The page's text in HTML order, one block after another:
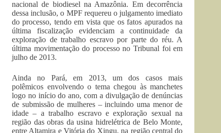
nacional de biodiesel na Amazônia. Em decorrência
dessa inclusão, o MPF requereu o julgamento imediato
do processo, tendo em vista que os fatos apurados na
última fiscalização evidenciam a continuidade da
exploração de trabalho escravo por parte do réu. A
última movimentação do processo no Tribunal foi em
julho de 2013.
Ainda no Pará, em 2013, um dos casos mais
polêmicos envolvendo o tema chegou às manchetes
logo no início do ano, com a divulgação de denúncias
de submissão de mulheres – incluindo uma menor de
idade – a trabalho escravo e exploração sexual na
região das obras da usina hidrelétrica de Belo Monte,
entre Altamira e Vitória do Xingu, na região central do